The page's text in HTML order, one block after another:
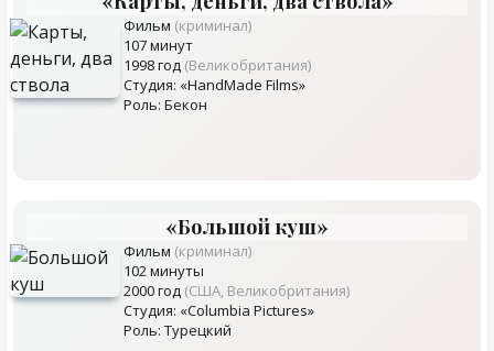
Фильм (криминал)
107 минут
1998 год (Великобритания)
Студия: «HandMade Films»
Роль: Бекон
«Большой куш»
Фильм (криминал)
102 минуты
2000 год (США, Великобритания)
Студия: «Columbia Pictures»
Роль: Турецкий